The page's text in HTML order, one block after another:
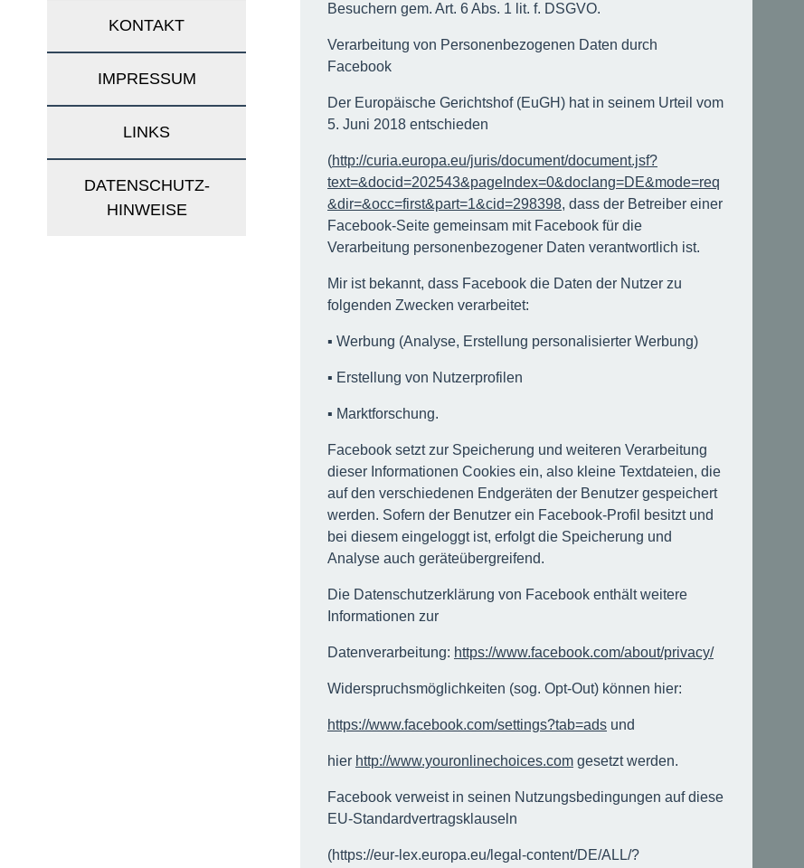
KONTAKT
IMPRESSUM
LINKS
DATENSCHUTZ­
HINWEISE
Besuchern gem. Art. 6 Abs. 1 lit. f. DSGVO.
Verarbeitung von Personenbezogenen Daten durch
Facebook
Der Europäische Gerichtshof (EuGH) hat in seinem Urteil vom
5. Juni 2018 entschieden
(http://curia.europa.eu/juris/document/document.jsf?
text=&docid=202543&pageIndex=0&doclang=DE&mode=req
&dir=&occ=first&part=1&cid=298398, dass der Betreiber einer
Facebook-Seite gemeinsam mit Facebook für die
Verarbeitung personenbezogener Daten verantwortlich ist.
Mir ist bekannt, dass Facebook die Daten der Nutzer zu
folgenden Zwecken verarbeitet:
▪ Werbung (Analyse, Erstellung personalisierter Werbung)
▪ Erstellung von Nutzerprofilen
▪ Marktforschung.
Facebook setzt zur Speicherung und weiteren Verarbeitung
dieser Informationen Cookies ein, also kleine Textdateien, die
auf den verschiedenen Endgeräten der Benutzer gespeichert
werden. Sofern der Benutzer ein Facebook-Profil besitzt und
bei diesem eingeloggt ist, erfolgt die Speicherung und
Analyse auch geräteübergreifend.
Die Datenschutzerklärung von Facebook enthält weitere
Informationen zur
Datenverarbeitung: https://www.facebook.com/about/privacy/
Widerspruchsmöglichkeiten (sog. Opt-Out) können hier:
https://www.facebook.com/settings?tab=ads und
hier http://www.youronlinechoices.com gesetzt werden.
Facebook verweist in seinen Nutzungsbedingungen auf diese
EU-Standardvertragsklauseln
(https://eur-lex.europa.eu/legal-content/DE/ALL/?